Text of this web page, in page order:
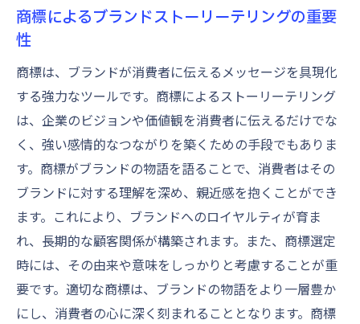
商標によるブランドストーリーテリングの重要
性
商標は、ブランドが消費者に伝えるメッセージを具現化
する強力なツールです。商標によるストーリーテリング
は、企業のビジョンや価値観を消費者に伝えるだけでな
く、強い感情的なつながりを築くための手段でもありま
す。商標がブランドの物語を語ることで、消費者はその
ブランドに対する理解を深め、親近感を抱くことができ
ます。これにより、ブランドへのロイヤルティが育ま
れ、長期的な顧客関係が構築されます。また、商標選定
時には、その由来や意味をしっかりと考慮することが重
要です。適切な商標は、ブランドの物語をより一層豊か
にし、消費者の心に深く刻まれることとなります。商標